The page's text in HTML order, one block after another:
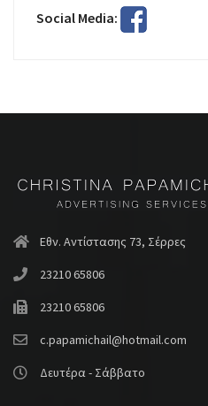
Social Media:
Εθν. Αντίστασης 73, Σέρρες
23210 65806
23210 65806
c.papamichail@hotmail.com
Δευτέρα - Σάββατο